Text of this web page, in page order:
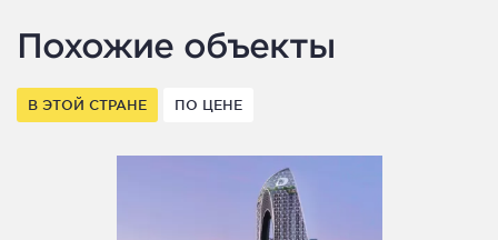
Похожие объекты
В ЭТОЙ СТРАНЕ ПО ЦЕНЕ